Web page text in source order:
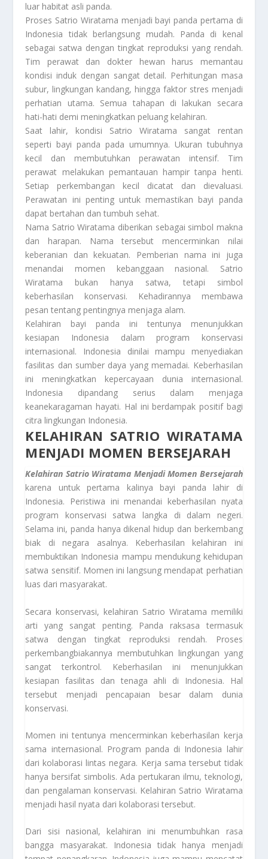
luar habitat asli panda.
Proses Satrio Wiratama menjadi bayi panda pertama di
Indonesia tidak berlangsung mudah. Panda di kenal
sebagai satwa dengan tingkat reproduksi yang rendah.
Tim perawat dan dokter hewan harus memantau
kondisi induk dengan sangat detail. Perhitungan masa
subur, lingkungan kandang, hingga faktor stres menjadi
perhatian utama. Semua tahapan di lakukan secara
hati-hati demi meningkatkan peluang kelahiran.
Saat lahir, kondisi Satrio Wiratama sangat rentan
seperti bayi panda pada umumnya. Ukuran tubuhnya
kecil dan membutuhkan perawatan intensif. Tim
perawat melakukan pemantauan hampir tanpa henti.
Setiap perkembangan kecil dicatat dan dievaluasi.
Perawatan ini penting untuk memastikan bayi panda
dapat bertahan dan tumbuh sehat.
Nama Satrio Wiratama diberikan sebagai simbol makna
dan harapan. Nama tersebut mencerminkan nilai
keberanian dan kekuatan. Pemberian nama ini juga
menandai momen kebanggaan nasional. Satrio
Wiratama bukan hanya satwa, tetapi simbol
keberhasilan konservasi. Kehadirannya membawa
pesan tentang pentingnya menjaga alam.
Kelahiran bayi panda ini tentunya menunjukkan
kesiapan Indonesia dalam program konservasi
internasional. Indonesia dinilai mampu menyediakan
fasilitas dan sumber daya yang memadai. Keberhasilan
ini meningkatkan kepercayaan dunia internasional.
Indonesia dipandang serius dalam menjaga
keanekaragaman hayati. Hal ini berdampak positif bagi
citra lingkungan Indonesia.
KELAHIRAN SATRIO WIRATAMA
MENJADI MOMEN BERSEJARAH
Kelahiran Satrio Wiratama Menjadi Momen Bersejarah
karena untuk pertama kalinya bayi panda lahir di
Indonesia. Peristiwa ini menandai keberhasilan nyata
program konservasi satwa langka di dalam negeri.
Selama ini, panda hanya dikenal hidup dan berkembang
biak di negara asalnya. Keberhasilan kelahiran ini
membuktikan Indonesia mampu mendukung kehidupan
satwa sensitif. Momen ini langsung mendapat perhatian
luas dari masyarakat.
Secara konservasi, kelahiran Satrio Wiratama memiliki
arti yang sangat penting. Panda raksasa termasuk
satwa dengan tingkat reproduksi rendah. Proses
perkembangbiakannya membutuhkan lingkungan yang
sangat terkontrol. Keberhasilan ini menunjukkan
kesiapan fasilitas dan tenaga ahli di Indonesia. Hal
tersebut menjadi pencapaian besar dalam dunia
konservasi.
Momen ini tentunya mencerminkan keberhasilan kerja
sama internasional. Program panda di Indonesia lahir
dari kolaborasi lintas negara. Kerja sama tersebut tidak
hanya bersifat simbolis. Ada pertukaran ilmu, teknologi,
dan pengalaman konservasi. Kelahiran Satrio Wiratama
menjadi hasil nyata dari kolaborasi tersebut.
Dari sisi nasional, kelahiran ini menumbuhkan rasa
bangga masyarakat. Indonesia tidak hanya menjadi